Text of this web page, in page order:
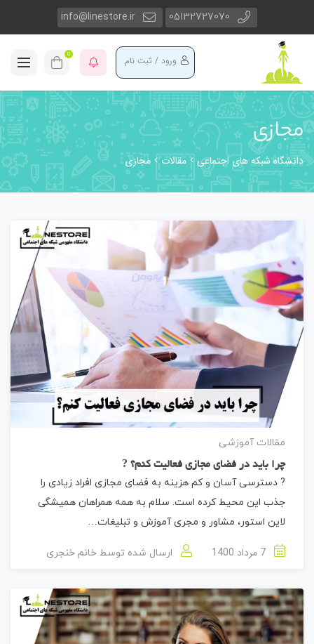
05132727070
info@linestore.ir
ورود / ثبت نام 0
مجازی
دانشگاه شبکه های اجتماعی مقالات مجازی
مقالات آموزشی
چرا باید در فضای مجازی فعالیت کنم؟ ?
? دسترسی آسان و کم هزینه به فضای مجازی افراد زیادی را
جذب این محیط کرده است. سلام به همه همراهان همیشگی
لاین استور، مشاور و مجری آموزش و تبلیغات…
ارسال شده توسط خانم خنجری